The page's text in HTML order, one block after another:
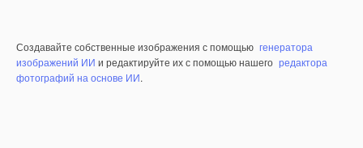
Создавайте собственные изображения с помощью генератора
изображений ИИ и редактируйте их с помощью нашего редактора
фотографий на основе ИИ.